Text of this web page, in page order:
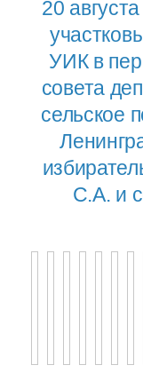
20
УИК в
совета
сельское
С.А. и